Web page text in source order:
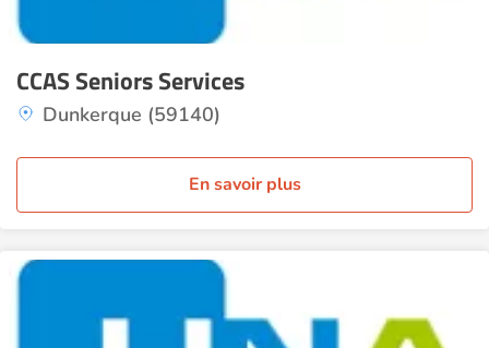
CCAS Seniors Services
Dunkerque (59140)
En savoir plus